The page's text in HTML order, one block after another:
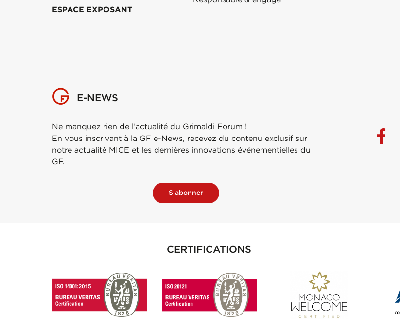
ESPACE EXPOSANT
E-NEWS
Ne manquez rien de l’actualité du Grimaldi Forum !
En vous inscrivant à la GF e-News, recevez du contenu exclusif sur
notre actualité MICE et les dernières innovations événementielles du
GF.
S'abonner
CERTIFICATIONS